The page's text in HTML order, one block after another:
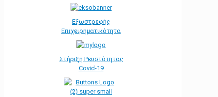
Εξωστρεφής
Επιχειρηματικότητα
Στήριξη Ρευστότητας
Covid-19